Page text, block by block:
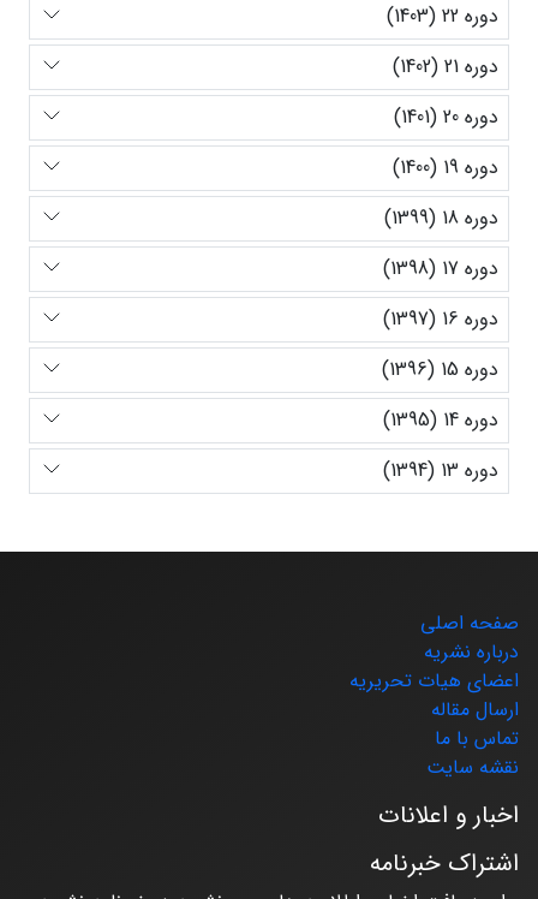
دوره 22 (1403)
دوره 21 (1402)
دوره 20 (1401)
دوره 19 (1400)
دوره 18 (1399)
دوره 17 (1398)
دوره 16 (1397)
دوره 15 (1396)
دوره 14 (1395)
دوره 13 (1394)
صفحه اصلی
درباره نشریه
اعضای هیات تحریریه
ارسال مقاله
تماس با ما
نقشه سایت
اخبار و اعلانات
اشتراک خبرنامه